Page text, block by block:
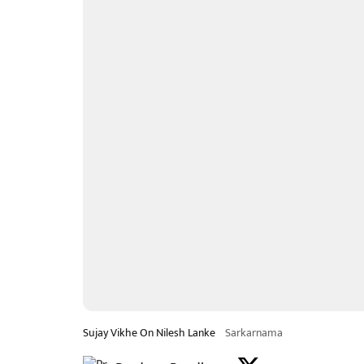
Sujay Vikhe On Nilesh Lanke Sarkarnama